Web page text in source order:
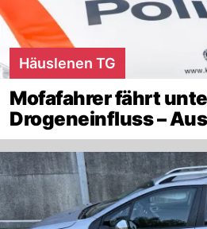
Häuslenen TG
Mofafahrer fährt
Drogeneinfluss –